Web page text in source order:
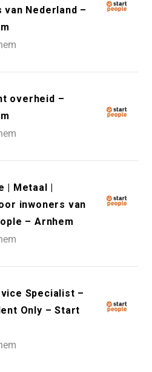
Nederland –
overheid –
Metaal |
inwoners van
– Arnhem
Specialist –
Only – Start